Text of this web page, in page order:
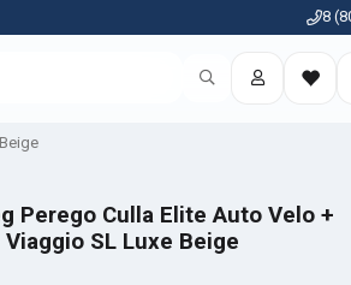
8
Perego Culla Elite Auto Velo +
SL Luxe Beige